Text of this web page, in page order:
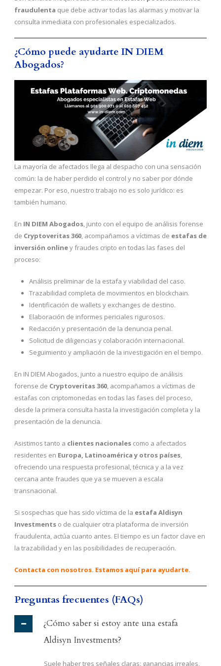
fraudulenta que debe activar todas las alarmas y motivar la
consulta inmediata con profesionales especializados.
¿Cómo puede ayudarte IN DIEM
Abogados?
La mayoría de afectados llega al despacho con una sensación
común: la de haber perdido el control y no saber por dónde
empezar. Por eso, nuestro trabajo no es solo jurídico: es
también humano.
En IN DIEM Abogados , junto con el equipo de análisis forense
de Cryptoveritas 360 , acompañamos a víctimas de estafas de
inversión onliney fraudes cripto en todas las fases del
proceso:
Análisis preliminar de la estafa y viabilidad del caso.
Trazabilidad completa de movimientos en blockchain.
Identificación de wallets y exchanges de destino.
Elaboración de informes periciales rigurosos.
Redacción y presentación de la denuncia penal.
Solicitud de diligencias y colaboración internacional.
Seguimiento y ampliación de la investigación en el tiempo.
En IN DIEM Abogados, junto a nuestro equipo de análisis
forense de Cryptoveritas 360 , acompañamos a víctimas de
estafas con criptomonedas en todas las fases del proceso,
desde la primera consulta hasta la investigación completa y la
presentación de la denuncia.
Asistimos tanto a clientes nacionales como a afectados
residentes en Europa, Latinoamérica y otros países
ofreciendo una respuesta profesional, técnica y a la vez
cercana ante fraudes que ya se mueven a escala
transnacional.
Si sospechas que has sido víctima de la estafa Aldisyn
Investments o de cualquier otra plataforma de inversión
fraudulenta, actúa cuanto antes. El tiempo es un factor clave en
la trazabilidad y en las posibilidades de recuperación.
Contacta con nosotros. Estamos aquí para ayudarte.
Preguntas frecuentes (FAQs)
¿Cómo saber si estoy ante una estafa
Aldisyn Investments?
Suele haber tres señales claras: ganancias irreales,